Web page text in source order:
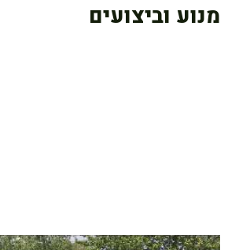
מנוע וביצועים